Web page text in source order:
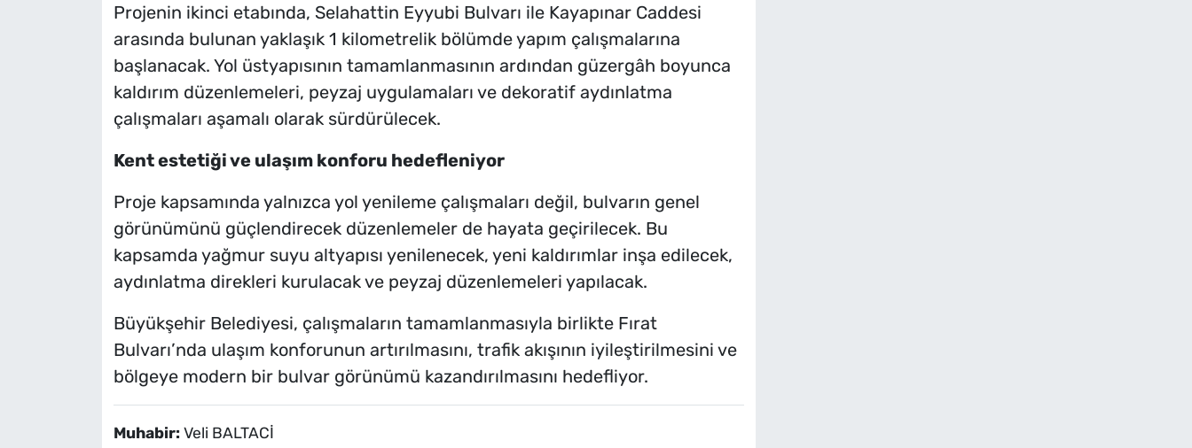
Projenin ikinci etabında, Selahattin Eyyubi Bulvarı ile Kayapınar Caddesi
arasında bulunan yaklaşık 1 kilometrelik bölümde yapım çalışmalarına
başlanacak. Yol üstyapısının tamamlanmasının ardından güzergâh boyunca
kaldırım düzenlemeleri, peyzaj uygulamaları ve dekoratif aydınlatma
çalışmaları aşamalı olarak sürdürülecek.
Kent estetiği ve ulaşım konforu hedefleniyor
Proje kapsamında yalnızca yol yenileme çalışmaları değil, bulvarın genel
görünümünü güçlendirecek düzenlemeler de hayata geçirilecek. Bu
kapsamda yağmur suyu altyapısı yenilenecek, yeni kaldırımlar inşa edilecek,
aydınlatma direkleri kurulacak ve peyzaj düzenlemeleri yapılacak.
Büyükşehir Belediyesi, çalışmaların tamamlanmasıyla birlikte Fırat
Bulvarı’nda ulaşım konforunun artırılmasını, trafik akışının iyileştirilmesini ve
bölgeye modern bir bulvar görünümü kazandırılmasını hedefliyor.
Muhabir: Veli BALTACİ